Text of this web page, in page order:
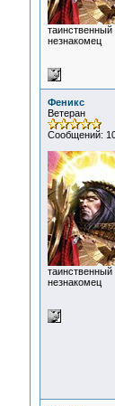
таинственный
незнакомец
Феникс
Ветеран
Сообщений:
таинственный
незнакомец